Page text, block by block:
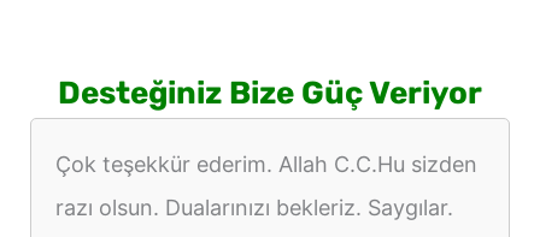
Desteğiniz Bize Güç Veriyor
Çok teşekkür ederim. Allah C.C.Hu sizden
razı olsun. Dualarınızı bekleriz. Saygılar.